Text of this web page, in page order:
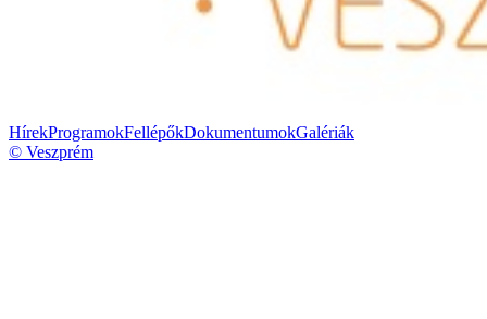
HírekProgramokFellépőkDokumentumokGalériák
© Veszprém